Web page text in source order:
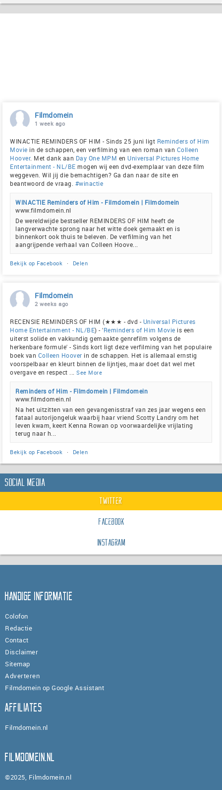
Filmdomein
1 week ago
WINACTIE REMINDERS OF HIM - Sinds 25 juni ligt Reminders of Him
Movie in de schappen, een verfilming van een roman van Colleen
Hoover. Met dank aan Day One MPM en Universal Pictures Home
Entertainment - NL/BE mogen wij een dvd-exemplaar van deze film
weggeven. Wil jij die bemachtigen? Ga dan naar de site en
beantwoord de vraag. #winactie
WINACTIE Reminders of Him - Filmdomein | Filmdomein
www.filmdomein.nl
De wereldwijde bestseller REMINDERS OF HIM heeft de
langverwachte sprong naar het witte doek gemaakt en is
binnenkort ook thuis te beleven. De verfilming van het
aangrijpende verhaal van Colleen Hoove...
Bekijk op Facebook · Delen
Filmdomein
2 weeks ago
RECENSIE REMINDERS OF HIM (★★★ - dvd - Universal Pictures
Home Entertainment - NL/BE) - 'Reminders of Him Movie is een
uiterst solide en vakkundig gemaakte genrefilm volgens de
herkenbare formule' - Sinds kort ligt deze verfilming van het populaire
boek van Colleen Hoover in de schappen. Het is allemaal ernstig
voorspelbaar en kleurt binnen de lijntjes, maar doet dat wel met
overgave en respect
See More
Reminders of Him - Filmdomein | Filmdomein
www.filmdomein.nl
Na het uitzitten van een gevangenisstraf van zes jaar wegens een
fataal autorijongeluk waarbij haar vriend Scotty Landry om het
leven kwam, keert Kenna Rowan op voorwaardelijke vrijlating
terug naar h...
Bekijk op Facebook · Delen
Social Media
Twitter
Facebook
Instagram
Handige informatie
Colofon
Redactie
Contact
Disclaimer
Sitemap
Adverteren
Filmdomein op Google Assistant
Affiliates
Filmdomein.nl
Filmdomein.nl
©2025, Filmdomein.nl